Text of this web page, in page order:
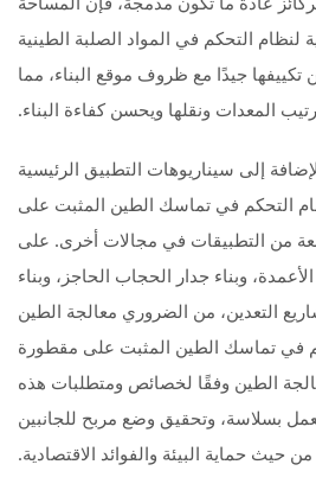
لنظام التحكم في المواد الصلبة الطينية
جيدًا مع ظروف موقع البناء، مما
المعدات ونقلها ويحسن كفاءة البناء.
إلى سيناريوهات التطبيق الرئيسية
التحكم في تماسك الطين المثبت على
من التطبيقات في مجالات أخرى. على
وبناء جدار الحجاب الحاجز، وبناء
التعدين، من الضروري معالجة الطين
في تماسك الطين المثبت على مقطورة
الطين وفقًا لخصائص ومتطلبات هذه
بسلاسة، وتحقيق وضع مربح للجانبين
من حيث حماية البيئة والفوائد الاقتصادية.